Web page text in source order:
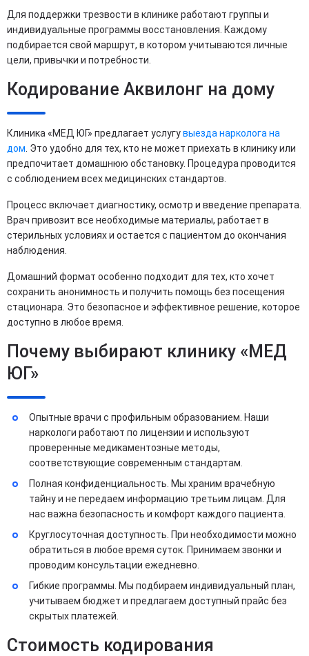
Для поддержки трезвости в клинике работают группы и
индивидуальные программы восстановления. Каждому
подбирается свой маршрут, в котором учитываются личные
цели, привычки и потребности.
Кодирование Аквилонг на дому
Клиника «МЕД ЮГ» предлагает услугувыезда нарколога на
дом . Это удобно для тех, кто не может приехать в клинику или
предпочитает домашнюю обстановку. Процедура проводится
с соблюдением всех медицинских стандартов.
Процесс включает диагностику, осмотр и введение препарата.
Врач привозит все необходимые материалы, работает в
стерильных условиях и остается с пациентом до окончания
наблюдения.
Домашний формат особенно подходит для тех, кто хочет
сохранить анонимность и получить помощь без посещения
стационара. Это безопасное и эффективное решение, которое
доступно в любое время.
Почему выбирают клинику «МЕД
ЮГ»
Опытные врачи с профильным образованием. Наши
наркологи работают по лицензии и используют
проверенные медикаментозные методы,
соответствующие современным стандартам.
Полная конфиденциальность. Мы храним врачебную
тайну и не передаем информацию третьим лицам. Для
нас важна безопасность и комфорт каждого пациента.
Круглосуточная доступность. При необходимости можно
обратиться в любое время суток. Принимаем звонки и
проводим консультации ежедневно.
Гибкие программы. Мы подбираем индивидуальный план,
учитываем бюджет и предлагаем доступный прайс без
скрытых платежей.
Стоимость кодирования